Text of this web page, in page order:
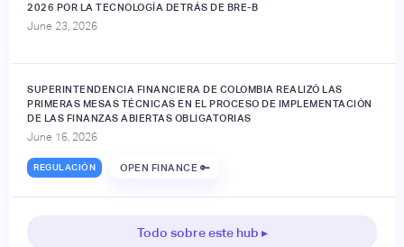
2026 POR LA TECNOLOGÍA DETRÁS DE BRE-B
June 23, 2026
SUPERINTENDENCIA FINANCIERA DE COLOMBIA REALIZÓ LAS
PRIMERAS MESAS TÉCNICAS EN EL PROCESO DE IMPLEMENTACIÓN
DE LAS FINANZAS ABIERTAS OBLIGATORIAS
June 16, 2026
REGULACIÓN OPEN FINANCE 🔑
Todo sobre este hub ▸